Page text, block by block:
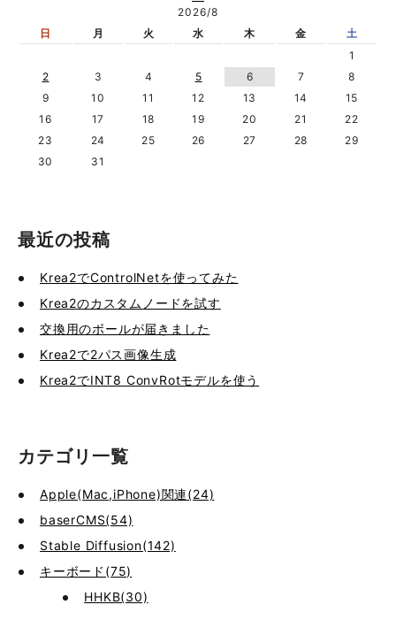
2026/8
日
月 火 水 木 金
土
1
2
3 4 5 6 7
8
9
10 11 12 13 14
15
16
17 18 19 20 21
22
23
24 25 26 27 28
29
30
31
最近の投稿
Krea2でControlNetを使ってみた
Krea2のカスタムノードを試す
交換用のボールが届きました
Krea2で2パス画像生成
Krea2でINT8 ConvRotモデルを使う
カテゴリ一覧
Apple(Mac,iPhone)関連(24)
baserCMS(54)
Stable Diffusion(142)
キーボード(75)
HHKB(30)